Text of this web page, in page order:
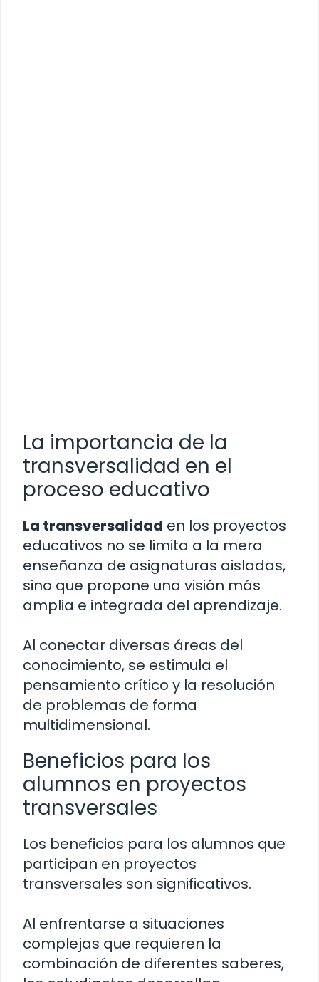
La importancia de la
transversalidad en el
proceso educativo
La transversalidad en los proyectos
educativos no se limita a la mera
enseñanza de asignaturas aisladas,
sino que propone una visión más
amplia e integrada del aprendizaje.
Al conectar diversas áreas del
conocimiento, se estimula el
pensamiento crítico y la resolución
de problemas de forma
multidimensional.
Beneficios para los
alumnos en proyectos
transversales
Los beneficios para los alumnos que
participan en proyectos
transversales son significativos.
Al enfrentarse a situaciones
complejas que requieren la
combinación de diferentes saberes,